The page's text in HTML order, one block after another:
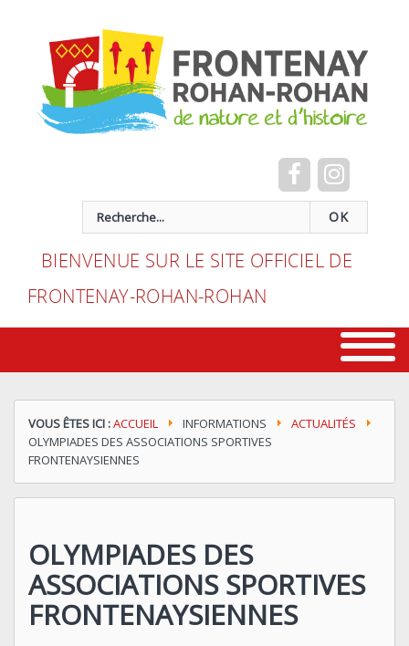
OK
BIENVENUE SUR LE SITE OFFICIEL DE
FRONTENAY-ROHAN-ROHAN
VOUS ÊTES ICI :ACCUEIL INFORMATIONS
ACTUALITÉS
OLYMPIADES DES ASSOCIATIONS SPORTIVES
FRONTENAYSIENNES
OLYMPIADES DES
ASSOCIATIONS SPORTIVES
FRONTENAYSIENNES